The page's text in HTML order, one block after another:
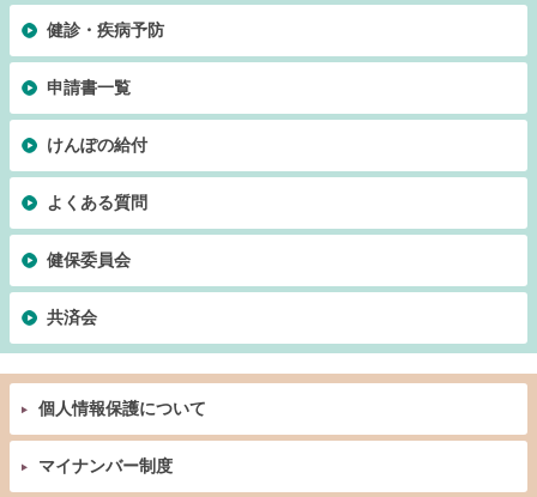
健診・疾病予防
申請書一覧
けんぽの給付
よくある質問
健保委員会
共済会
個人情報保護について
マイナンバー制度